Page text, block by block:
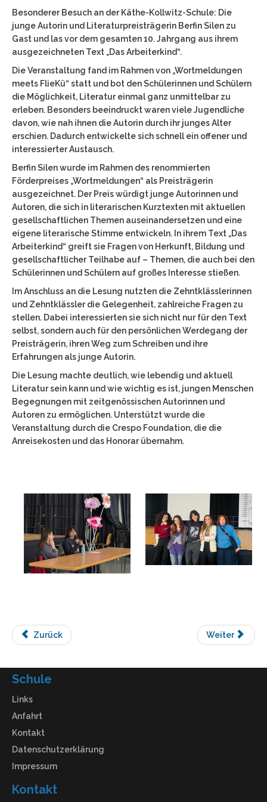
Terminplan
Speiseplan der Mensa
Downloads
Rund ums Lernen
Projekte/Aktionen
Familienklasse
Projektwoche November 2021
Europa Projekt / Erasmus
MatheTreff 3456
Digitales
Unsere Schule
KKS – integrierte Gesamtschule im MKK
Namensgeberin
Zeitraster
Anfahrt
Differenzierungsraster
50 Jahre KKS
Ganztag
FAQ
Käthe bewegt
Downloads
Besonderer Besuch an der Käthe-Kollwitz-Schule: Die
junge Autorin und Literaturpreisträgerin Berfin Silen zu
Gast und las vor dem gesamten 10. Jahrgang aus ihrem
ausgezeichneten Text „Das Arbeiterkind“.
Die Veranstaltung fand im Rahmen von „Wortmeldungen
meets FlieKü“ statt und bot den Schülerinnen und Schülern
die Möglichkeit, Literatur einmal ganz unmittelbar zu
erleben. Besonders beeindruckt waren viele Jugendliche
davon, wie nah ihnen die Autorin durch ihr junges Alter
erschien. Dadurch entwickelte sich schnell ein offener und
interessierter Austausch.
Berfin Silen wurde im Rahmen des renommierten
Förderpreises „Wortmeldungen“ als Preisträgerin
ausgezeichnet. Der Preis würdigt junge Autorinnen und
Autoren, die sich in literarischen Kurztexten mit aktuellen
gesellschaftlichen Themen auseinandersetzen und eine
eigene literarische Stimme entwickeln. In ihrem Text „Das
Arbeiterkind“ greift sie Fragen von Herkunft, Bildung und
gesellschaftlicher Teilhabe auf – Themen, die auch bei den
Schülerinnen und Schülern auf großes Interesse stießen.
Im Anschluss an die Lesung nutzten die Zehntklässlerinnen
und Zehntklässler die Gelegenheit, zahlreiche Fragen zu
stellen. Dabei interessierten sie sich nicht nur für den Text
selbst, sondern auch für den persönlichen Werdegang der
Preisträgerin, ihren Weg zum Schreiben und ihre
Erfahrungen als junge Autorin.
Die Lesung machte deutlich, wie lebendig und aktuell
Literatur sein kann und wie wichtig es ist, jungen Menschen
Begegnungen mit zeitgenössischen Autorinnen und
Autoren zu ermöglichen. Unterstützt wurde die
Veranstaltung durch die Crespo Foundation, die die
Anreisekosten und das Honorar übernahm.
Zurück Weiter
Schule
Links
Anfahrt
Kontakt
Datenschutzerklärung
Impressum
Kontakt